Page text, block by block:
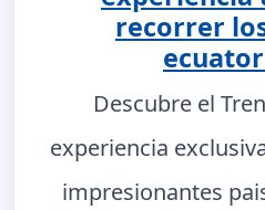
recorrer
Descubre el
experiencia
impresionantes